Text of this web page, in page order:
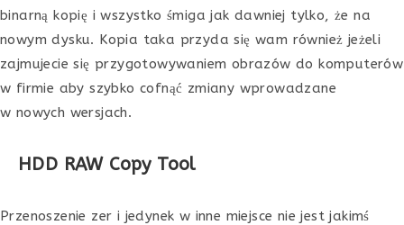
binarną kopię i wszystko śmiga jak dawniej tylko, że na
nowym dysku. Kopia taka przyda się wam również jeżeli
zajmujecie się przygotowywaniem obrazów do komputerów
w firmie aby szybko cofnąć zmiany wprowadzane
w nowych wersjach.
HDD RAW Copy Tool
Przenoszenie zer i jedynek w inne miejsce nie jest jakimś